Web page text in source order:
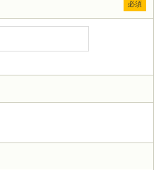
必須